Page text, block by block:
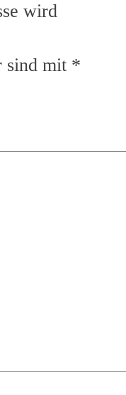
wird
sind mit *